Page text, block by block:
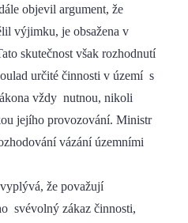
objevil argument, že
výjimku, je obsažena v
skutečnost však rozhodnutí
určité činnosti v území s
vždy nutnou, nikoli
jejího provozování. Ministr
vázání územními
že považují
svévolný zákaz činnosti,